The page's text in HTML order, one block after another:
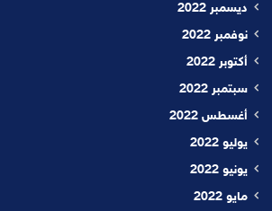
ديسمبر 2022
نوفمبر 2022
أكتوبر 2022
سبتمبر 2022
أغسطس 2022
يوليو 2022
يونيو 2022
مايو 2022